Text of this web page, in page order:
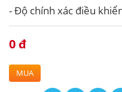
- Độ chính xác điều
0 đ
MUA